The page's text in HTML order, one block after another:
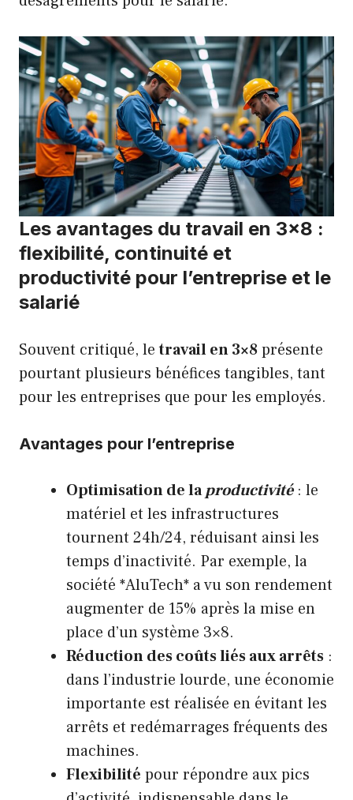
Les avantages du travail en 3×8 :
flexibilité, continuité et
productivité pour l’entreprise et le
salarié
Souvent critiqué, letravail en 3×8présente
pourtant plusieurs bénéfices tangibles, tant
pour les entreprises que pour les employés.
Avantages pour l’entreprise
Optimisation de laproductivité: le
matériel et les infrastructures
tournent 24h/24, réduisant ainsi les
temps d’inactivité. Par exemple, la
société *AluTech* a vu son rendement
augmenter de 15% après la mise en
place d’un système 3×8.
Réduction des coûts liés aux arrêts :
dans l’industrie lourde, une économie
importante est réalisée en évitant les
arrêts et redémarrages fréquents des
machines.
Flexibilité pour répondre aux pics